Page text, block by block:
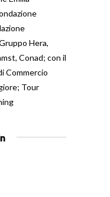
Hera,
Conad; con il
Commercio
Tour